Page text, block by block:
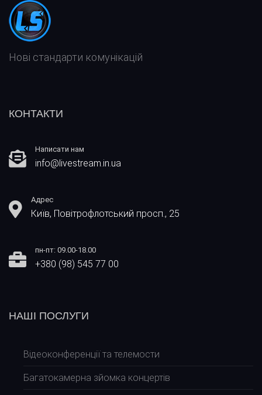
Я
Т
А
Т
Т
Я
Нові стандарти комунікацій
КОНТАКТИ
Написати нам
info@livestream.in.ua
Адрес
Київ, Повітрофлотський просп., 25
пн-пт: 09.00-18.00
+380 (98) 545 77 00
НАШІ ПОСЛУГИ
Відеоконференції та телемости
Багатокамерна зйомка концертів